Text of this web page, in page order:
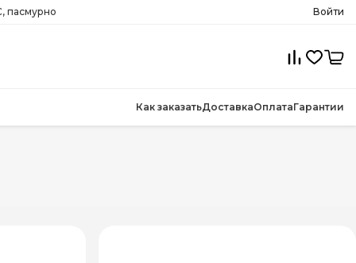
пасмурно Войти
Как заказатьДоставкаОплатаГарантии